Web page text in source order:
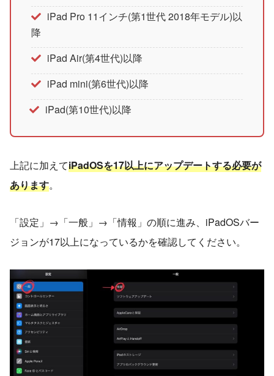
iPad Pro 11インチ(第1世代 2018年モデル)以
降
iPad Air(第4世代)以降
iPad mini(第6世代)以降
iPad(第10世代)以降
上記に加えてiPadOSを17以上にアップデートする必要が
あります。
「設定」→「一般」→「情報」の順に進み、iPadOSバー
ジョンが17以上になっているかを確認してください。